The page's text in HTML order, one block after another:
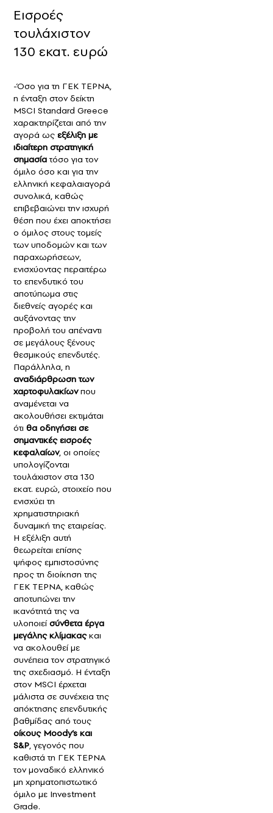
Εισροές
τουλάχιστον
130 εκατ. ευρώ
-Όσο για τη ΓΕΚ ΤΕΡΝΑ,
η ένταξη στον δείκτη
MSCI Standard Greece
χαρακτηρίζεται από την
αγορά ως εξέλιξη με
ιδιαίτερη στρατηγική
σημασίατόσο για τον
όμιλο όσο και για την
ελληνική κεφαλαιαγορά
συνολικά, καθώς
επιβεβαιώνει την ισχυρή
θέση που έχει αποκτήσει
ο όμιλος στους τομείς
των υποδομών και των
παραχωρήσεων,
ενισχύοντας περαιτέρω
το επενδυτικό του
αποτύπωμα στις
διεθνείς αγορές και
αυξάνοντας την
προβολή του απέναντι
σε μεγάλους ξένους
θεσμικούς επενδυτές.
Παράλληλα, η
αναδιάρθρωση των
χαρτοφυλακίωνπου
αναμένεται να
ακολουθήσει εκτιμάται
ότι θα οδηγήσει σε
σημαντικές εισροές
κεφαλαίων, οι οποίες
υπολογίζονται
τουλάχιστον στα 130
εκατ. ευρώ, στοιχείο που
ενισχύει τη
χρηματιστηριακή
δυναμική της εταιρείας.
Η εξέλιξη αυτή
θεωρείται επίσης
ψήφος εμπιστοσύνης
προς τη διοίκηση της
ΓΕΚ ΤΕΡΝΑ, καθώς
αποτυπώνει την
ικανότητά της να
υλοποιείσύνθετα έργα
μεγάλης κλίμακαςκαι
να ακολουθεί με
συνέπεια τον στρατηγικό
της σχεδιασμό. Η ένταξη
στον MSCI έρχεται
μάλιστα σε συνέχεια της
απόκτησης επενδυτικής
βαθμίδας από τους
οίκους Moody’s και
S&P, γεγονός που
καθιστά τη ΓΕΚ ΤΕΡΝΑ
τον μοναδικό ελληνικό
μη χρηματοπιστωτικό
όμιλο με Investment
Grade.